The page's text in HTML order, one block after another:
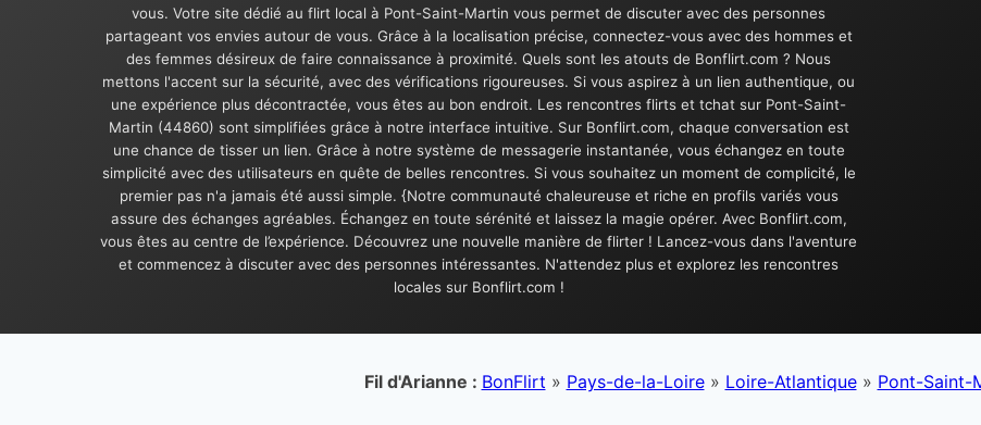
vous. Votre site dédié au flirt local à Pont-Saint-Martin vous permet de discuter avec des personnes
partageant vos envies autour de vous. Grâce à la localisation précise, connectez-vous avec des hommes et
des femmes désireux de faire connaissance à proximité. Quels sont les atouts de Bonflirt.com ? Nous
mettons l'accent sur la sécurité, avec des vérifications rigoureuses. Si vous aspirez à un lien authentique, ou
une expérience plus décontractée, vous êtes au bon endroit. Les rencontres flirts et tchat sur Pont-Saint-
Martin (44860) sont simplifiées grâce à notre interface intuitive. Sur Bonflirt.com, chaque conversation est
une chance de tisser un lien. Grâce à notre système de messagerie instantanée, vous échangez en toute
simplicité avec des utilisateurs en quête de belles rencontres. Si vous souhaitez un moment de complicité, le
premier pas n'a jamais été aussi simple. {Notre communauté chaleureuse et riche en profils variés vous
assure des échanges agréables. Échangez en toute sérénité et laissez la magie opérer. Avec Bonflirt.com,
vous êtes au centre de l’expérience. Découvrez une nouvelle manière de flirter ! Lancez-vous dans l'aventure
et commencez à discuter avec des personnes intéressantes. N'attendez plus et explorez les rencontres
locales sur Bonflirt.com !
Fil d'Arianne : BonFlirt » Pays-de-la-Loire» Loire-Atlantique» Pont-Saint-